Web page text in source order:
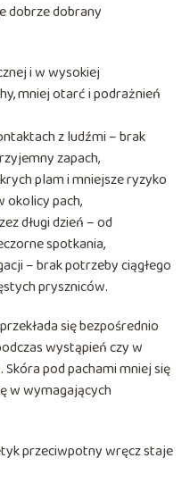
dobrze dobrany
i w wysokiej
mniej otarć i podrażnień
z ludźmi – brak
zapach,
plam i mniejsze ryzyko
okolicy pach,
długi dzień – od
spotkania,
– brak potrzeby ciągłego
pryszniców.
się bezpośrednio
wystąpień czy w
pod pachami mniej się
w wymagających
przeciwpotny wręcz staje